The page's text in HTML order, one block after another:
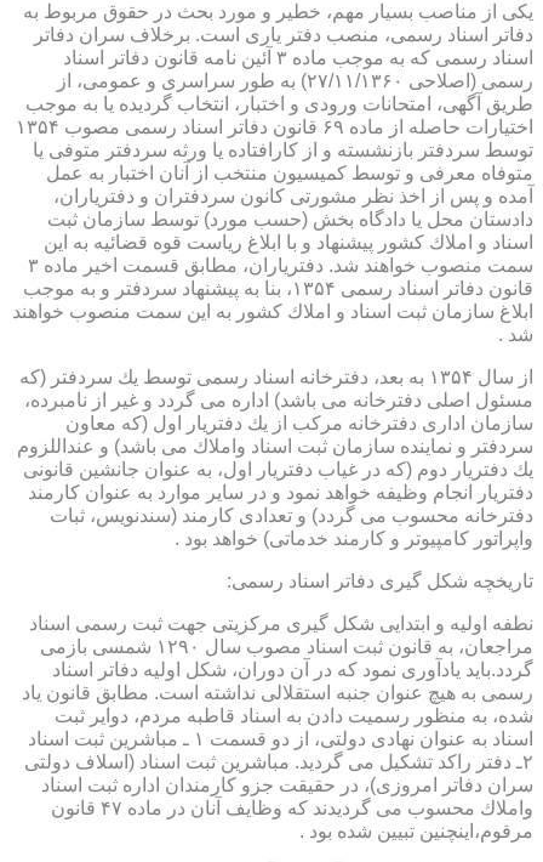
یكی از مناصب بسیار مهم، خطیر و مورد بحث در حقوق مربوط به
دفاتر اسناد رسمی، منصب دفتر یاری است. برخلاف سران دفاتر
اسناد رسمی كه به موجب ماده ۳ آئین نامه قانون دفاتر اسناد
رسمی (اصلاحی ۲۷/۱۱/۱۳۶۰) به طور سراسری و عمومی، از
طریق آگهی، امتحانات ورودی و اختبار، انتخاب گردیده یا به موجب
اختیارات حاصله از ماده ۶۹ قانون دفاتر اسناد رسمی مصوب ۱۳۵۴
توسط سردفتر بازنشسته و از كارافتاده یا ورثه سردفتر متوفی یا
متوفاه معرفی و توسط كمیسیون منتخب از آنان اختبار به عمل
آمده و پس از اخذ نظر مشورتی كانون سردفتران و دفتریاران،
دادستان محل یا دادگاه بخش (حسب مورد) توسط سازمان ثبت
اسناد و املاك كشور پیشنهاد و با ابلاغ ریاست قوه قضائیه به این
سمت منصوب خواهند شد. دفتریاران، مطابق قسمت اخیر ماده ۳
قانون دفاتر اسناد رسمی ۱۳۵۴، بنا به پیشنهاد سردفتر و به موجب
ابلاغ سازمان ثبت اسناد و املاك كشور به این سمت منصوب خواهند
شد .
از سال ۱۳۵۴ به بعد، دفترخانه اسناد رسمی توسط یك سردفتر (كه
مسئول اصلی دفترخانه می باشد) اداره می گردد و غیر از نامبرده،
سازمان اداری دفترخانه مركب از یك دفتریار اول (كه معاون
سردفتر و نماینده سازمان ثبت اسناد واملاك می باشد) و عنداللزوم
یك دفتریار دوم (كه در غیاب دفتریار اول، به عنوان جانشین قانونی
دفتریار انجام وظیفه خواهد نمود و در سایر موارد به عنوان كارمند
دفترخانه محسوب می گردد) و تعدادی كارمند (سندنویس، ثبات
واپراتور كامپیوتر و كارمند خدماتی) خواهد بود .
تاریخچه شكل گیری دفاتر اسناد رسمی:
نطفه اولیه و ابتدایی شكل گیری مركزیتی جهت ثبت رسمی اسناد
مراجعان، به قانون ثبت اسناد مصوب سال ۱۲۹۰ شمسی بازمی
گردد.باید یادآوری نمود كه در آن دوران، شكل اولیه دفاتر اسناد
رسمی به هیچ عنوان جنبه استقلالی نداشته است. مطابق قانون یاد
شده، به منظور رسمیت دادن به اسناد قاطبه مردم، دوایر ثبت
اسناد به عنوان نهادی دولتی، از دو قسمت ۱ ـ مباشرین ثبت اسناد
۲ـ دفتر راكد تشكیل می گردید. مباشرین ثبت اسناد (اسلاف دولتی
سران دفاتر امروزی)، در حقیقت جزو كارمندان اداره ثبت اسناد
واملاك محسوب می گردیدند كه وظایف آنان در ماده ۴۷ قانون
مرقوم،اینچنین تبیین شده بود .